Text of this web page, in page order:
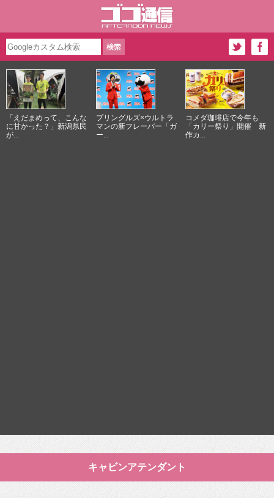
「えだまめって、こんな
に甘かった？」新潟県民
が...
プリングルズ×ウルトラ
マンの新フレーバー「ガ
ー...
コメダ珈琲店で今年も
「カリー祭り」開催 新
作カ...
キャビンアテンダント